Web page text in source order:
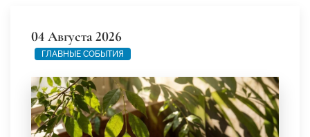
04 Августа 2026
ГЛАВНЫЕ СОБЫТИЯ